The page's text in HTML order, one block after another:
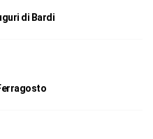
di Bardi